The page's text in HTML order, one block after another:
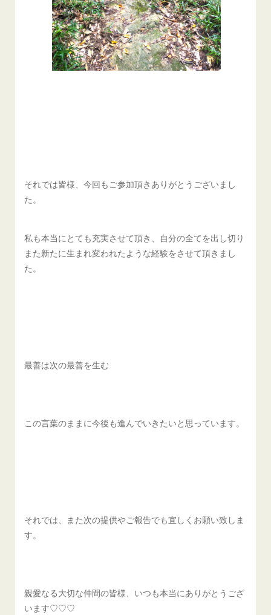
それでは皆様、今回もご参加頂きありがとうございまし
た。
私も本当にとても充実させて頂き、自分の全てを出し切り
また新たに生まれ変われたような経験をさせて頂きまし
た。
最善は次の最善を生む
この言葉のままに今後も進んでいきたいと思っています。
それでは、また次の提供やご報告でも宜しくお願い致しま
す。
親愛なる大切な仲間の皆様、いつも本当にありがとうござ
います♡♡♡